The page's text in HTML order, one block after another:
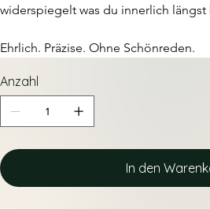
widerspiegelt was du innerlich längst
Ehrlich. Präzise. Ohne Schönreden.
Anzahl
In den